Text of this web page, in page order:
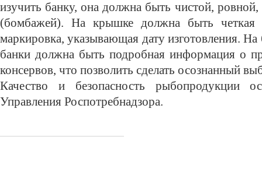
изучить банку, она должна быть чистой, ровной,
(бомбажей). На крышке должна быть четкая
маркировка, указывающая дату изготовления.
банки должна быть подробная информация о
консервов, что позволить сделать осознанный
Качество и безопасность рыбопродукции
Управления Роспотребнадзора.